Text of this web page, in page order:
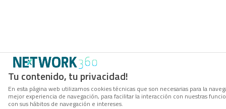
Tu contenido, tu privacidad!
En esta página web utilizamos cookies técnicas que son necesarias para la
mejor experiencia de navegación, para facilitar la interacción con nuestras
con sus hábitos de navegación e intereses.